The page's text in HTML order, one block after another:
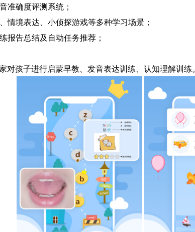
确度评测系统；
境表达、小侦探游戏等多种学习场景；
告总结及自动任务推荐；
孩子进行启蒙早教、发音表达训练、认知理解训练。